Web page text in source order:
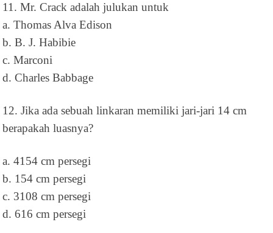
11. Mr. Crack adalah julukan untuk
a. Thomas Alva Edison
b. B. J. Habibie
c. Marconi
d. Charles Babbage
12. Jika ada sebuah linkaran memiliki jari-jari 14 cm
berapakah luasnya?
a. 4154 cm persegi
b. 154 cm persegi
c. 3108 cm persegi
d. 616 cm persegi